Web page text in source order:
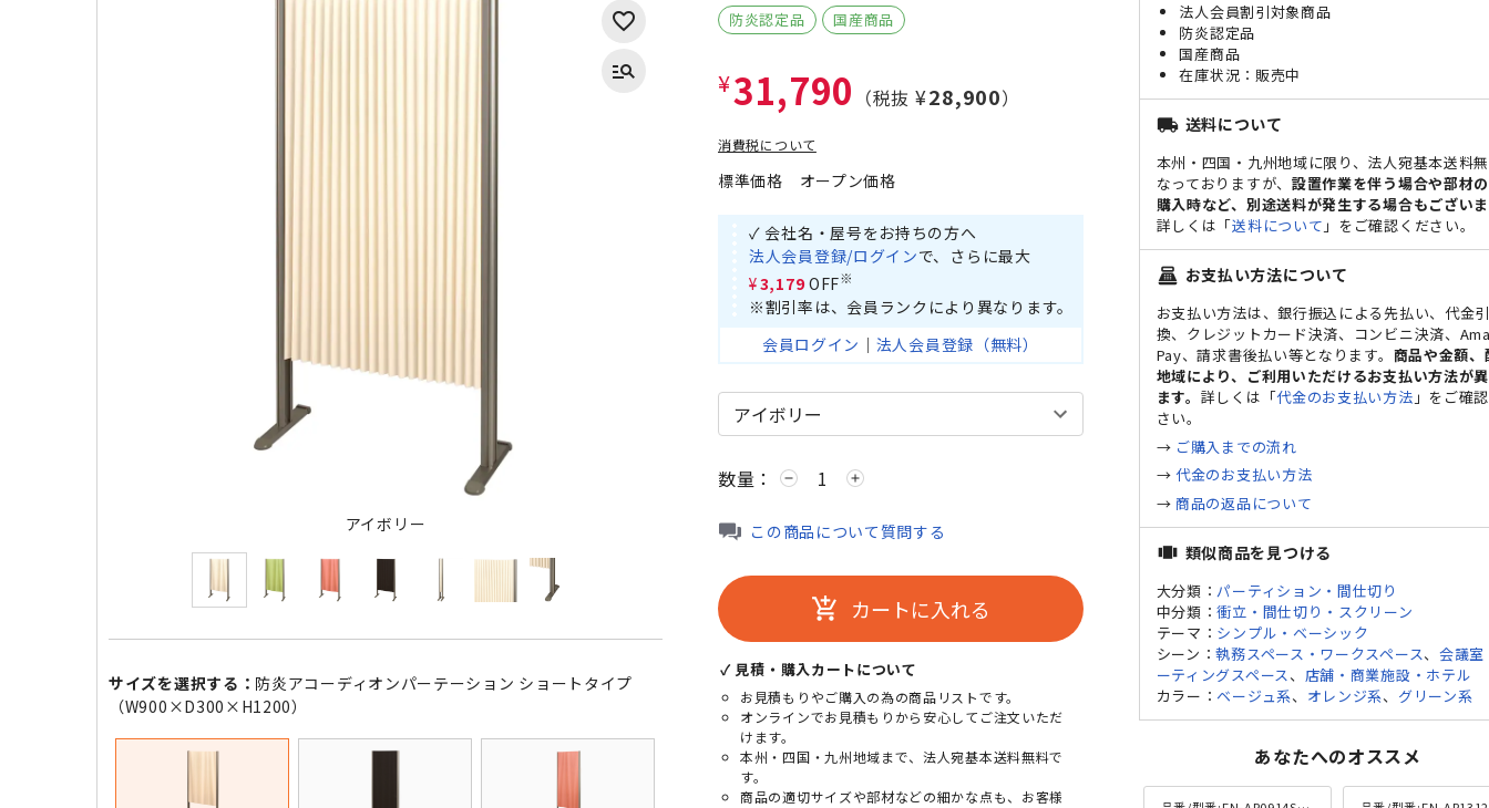
アイボリー グリーン オ
サイズを選択する： 防炎アコーディオンパーテーション ショートタイプ
（W900×D300×H1200）
防炎認定品 国産商品
¥31,790 （税抜 ¥28,900）
消費税について
標準価格 オープン価格
✓ 会社名・屋号をお持ちの方へ
法人会員登録/ログインで、さらに最大
¥3,179 OFF※
※割引率は、会員ランクにより異なります。
会員ログイン ｜ 法人会員登録（無料）
数量： remove add
この商品について質問する
add_shopping_cart カートに入れる
✓ 見積・購入カートについて
お見積もりやご購入の為の商品リストです。
オンラインでお見積もりから安心してご注文いただ
けます。
本州・四国・九州地域まで、法人宛基本送料無料で
す。
商品の適切サイズや部材などの細かな点も、お客様
法人会員割引対象商品
防炎認定品
国産商品
販売中
local_shipping 送料について
本州・四国・九州地域に限り、法人宛基本送料
なっておりますが、 設置作業を伴う場合や部材
購入時など、別途送料が発生する場合もござい
詳しくは「送料について 」をご確認ください。
point_of_sale お支払い方法について
お支払い方法は、銀行振込による先払い、代金
換、クレジットカード決済、コンビニ決済、
Pay、請求書後払い等となります。 商品や金額、
地域により、ご利用いただけるお支払い方法が
ます。 詳しくは「代金のお支払い方法 」をご確
さい。
→ ご購入までの流れ
→代金のお支払い方法
→ 商品の返品について
view_carousel 類似商品を見つける
大分類： パーティション・間仕切り
中分類：衝立・間仕切り・スクリーン
テーマ： シンプル・ベーシック
シーン：執務スペース・ワークスペース、 会議室
ーティングスペース 、 店舗・商業施設・ホテル
カラー： ベージュ系、 オレンジ系、 グリーン系
あなたへのオススメ